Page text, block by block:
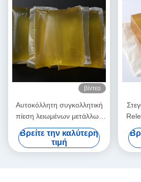
βίντεο
Αυτοκόλλητη συγκολλητική
πίεση λειωμένων μετάλλων
ετικετών PSA καυτή -
ευαίσθητη καυτή κόλλα
λειωμένων μετάλλων
Βρείτε την καλύτερη
τιμή